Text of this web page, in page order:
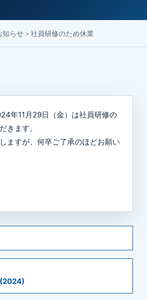
知らせ＞社員研修のため休業
年11月29日（金）は社員研修の
きます。
ますが、何卒ご了承のほどお願い